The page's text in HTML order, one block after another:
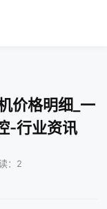
价格明细_一
-行业资讯
：2